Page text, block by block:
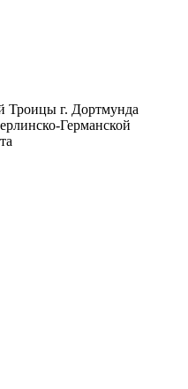
Троицы г. Дортмунда
Германской